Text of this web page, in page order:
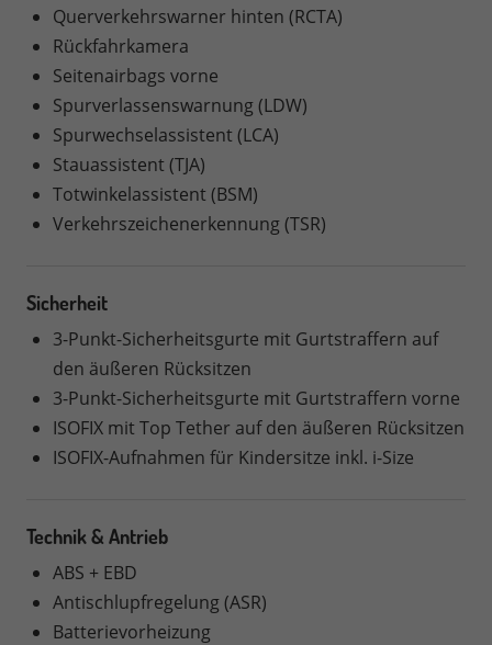
Querverkehrswarner hinten (RCTA)
Rückfahrkamera
Seitenairbags vorne
Spurverlassenswarnung (LDW)
Spurwechselassistent (LCA)
Stauassistent (TJA)
Totwinkelassistent (BSM)
Verkehrszeichenerkennung (TSR)
Sicherheit
3-Punkt-Sicherheitsgurte mit Gurtstraffern auf
den äußeren Rücksitzen
3-Punkt-Sicherheitsgurte mit Gurtstraffern vorne
ISOFIX mit Top Tether auf den äußeren Rücksitzen
ISOFIX-Aufnahmen für Kindersitze inkl. i-Size
Technik & Antrieb
ABS + EBD
Antischlupfregelung (ASR)
Batterievorheizung